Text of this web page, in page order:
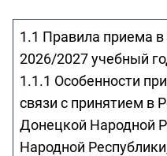
1.1 Правила приема
2026/2027 учебный
1.1.1 Особенности
связи с принятием в
Донецкой Народной
Народной